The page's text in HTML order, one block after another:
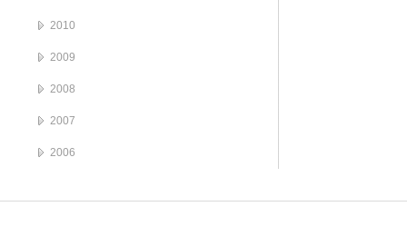
2010
2009
2008
2007
2006